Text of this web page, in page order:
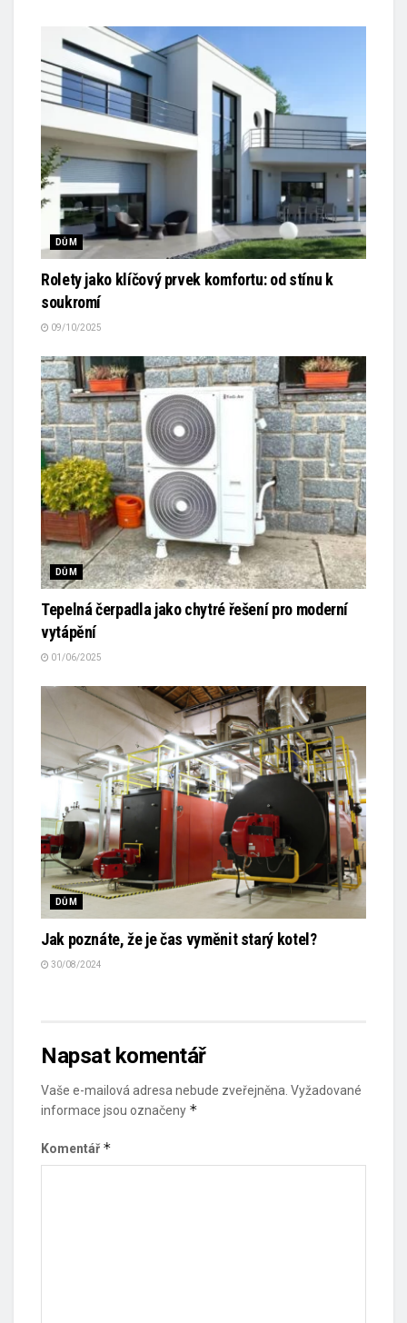
DŮM
Rolety jako klíčový prvek komfortu: od stínu k
soukromí
09/10/2025
DŮM
Tepelná čerpadla jako chytré řešení pro moderní
vytápění
01/06/2025
DŮM
Jak poznáte, že je čas vyměnit starý kotel?
30/08/2024
Napsat komentář
Vaše e-mailová adresa nebude zveřejněna. Vyžadované
informace jsou označeny *
Komentář *